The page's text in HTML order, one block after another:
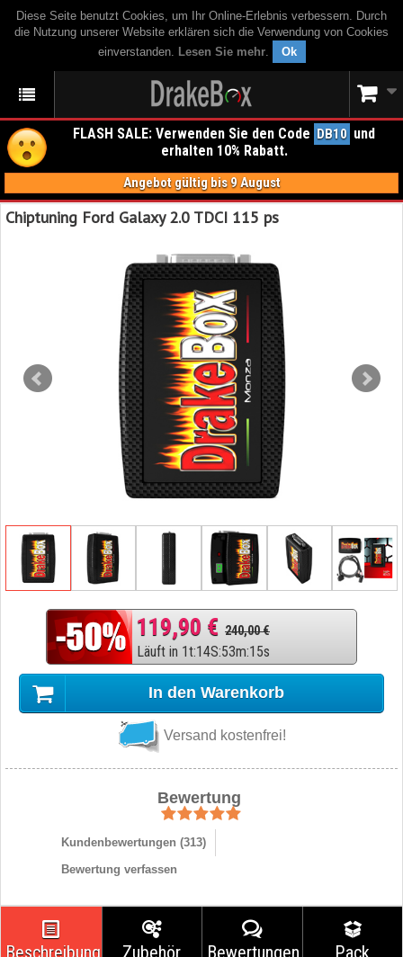
Diese Seite benutzt Cookies, um Ihr Online-Erlebnis verbessern. Durch
die Nutzung unserer Website erklären sich die Verwendung von Cookies
einverstanden. Lesen Sie mehr. Ok
FLASH SALE: Verwenden Sie den Code DB10 und
erhalten 10% Rabatt.
Angebot gültig bis 9 August
Chiptuning Ford Galaxy 2.0 TDCI 115 ps
119,90 € 240,00 €
Läuft in 1t:14S:53m:14s
In den Warenkorb
Versand kostenfrei!
Bewertung
Kundenbewertungen (313)
Bewertung verfassen
Beschreibung Zubehör Bewertungen Pack